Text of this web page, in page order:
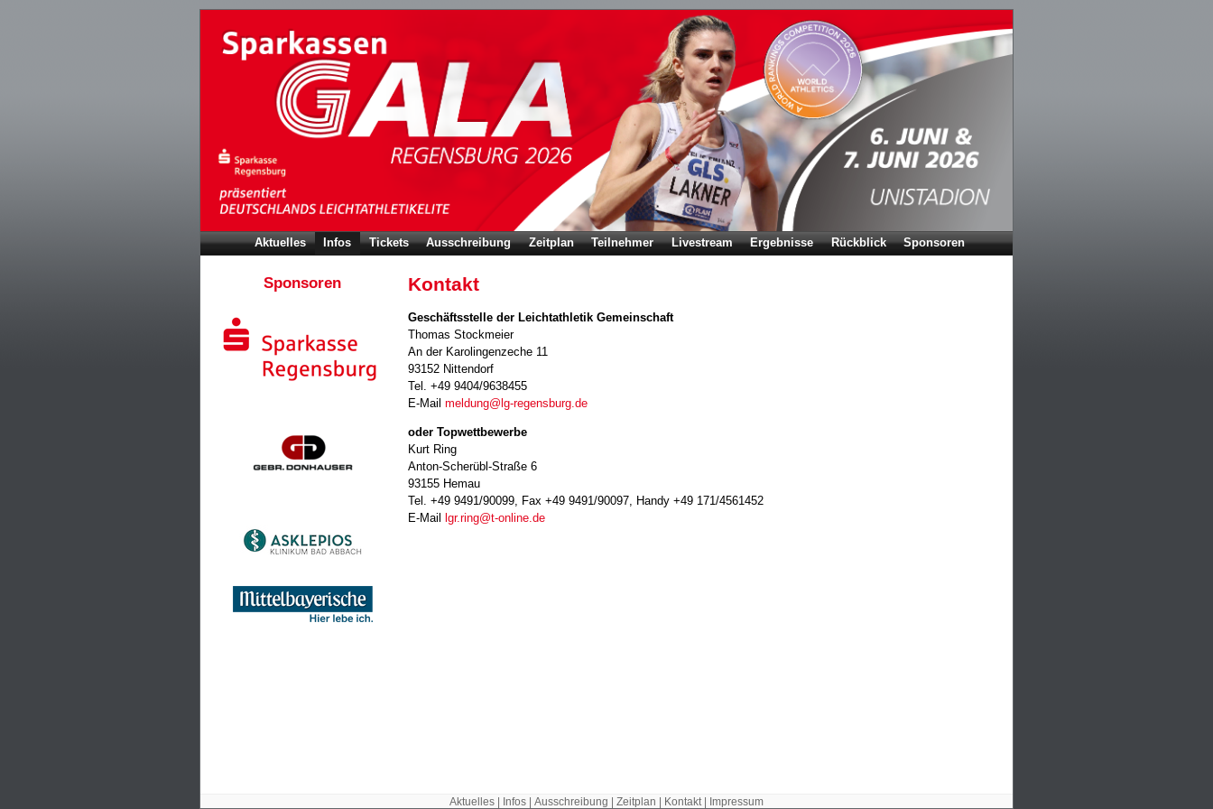
Aktuelles Infos Tickets Ausschreibung Zeitplan Teilnehmer Livestream Ergebnisse Rückblick Sponsoren
Sponsoren Kontakt
Geschäftsstelle der Leichtathletik Gemeinschaft
Thomas Stockmeier
An der Karolingenzeche 11
93152 Nittendorf
Tel. +49 9404/9638455‬
E-Mail meldung@lg-regensburg.de
oder Topwettbewerbe
Kurt Ring
Anton-Scherübl-Straße 6
93155 Hemau
Tel. +49 9491/90099, Fax +49 9491/90097, Handy +49 171/4561452
E-Mail lgr.ring@t-online.de
Aktuelles | Infos | Ausschreibung | Zeitplan | Kontakt | Impressum